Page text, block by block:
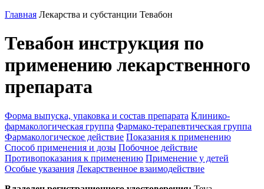
Главная Лекарства и субстанции Тевабон
Тевабон инструкция по
применению лекарственного
препарата
Форма выпуска, упаковка и состав препарата Клинико-
фармакологическая группа Фармако-терапевтическая группа
Фармакологическое действие Показания к применению
Способ применения и дозы Побочное действие
Противопоказания к применению Применение у детей
Особые указания Лекарственное взаимодействие